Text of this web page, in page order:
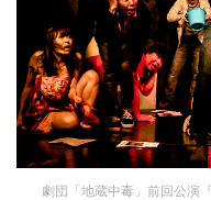
劇団「地蔵中毒」前回公演